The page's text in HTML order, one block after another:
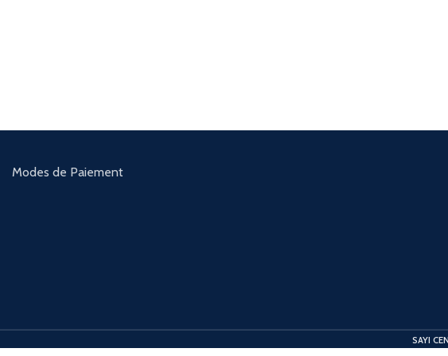
Modes de Paiement
SAYI